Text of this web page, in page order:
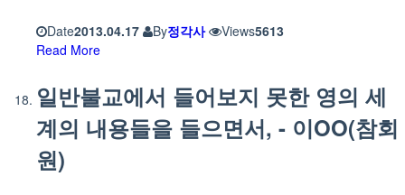
Date2013.04.17 By정각사 Views5613
Read More
일반불교에서 들어보지 못한 영의 세
계의 내용들을 들으면서, - 이OO(참회
원)